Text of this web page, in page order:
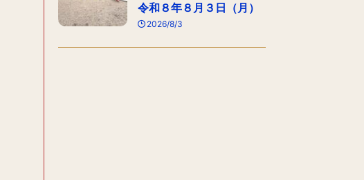
令和８年８月３日（月）
2026/8/3